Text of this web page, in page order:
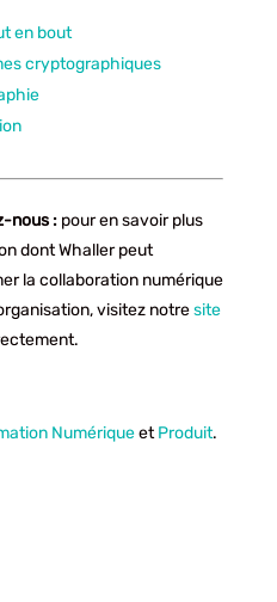
en bout
cryptographiques
nous : pour en savoir plus
dont Whaller peut
la collaboration numérique
visitez notresite
NumériqueetProduit.